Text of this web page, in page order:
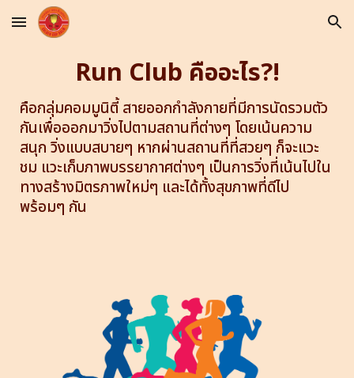
Skip to main content Skip to navigation
Run Club คืออะไร?!
คือกลุ่มคอมมูนิตี้ สายออกกำลังกายที่มีการนัดรวมตัว
กันเพื่อออกมาวิ่งไปตามสถานที่ต่างๆ โดยเน้นความ
สนุก วิ่งแบบสบายๆ หากผ่านสถานที่ที่สวยๆ ก็จะแวะ
ชม แวะเก็บภาพบรรยากาศต่างๆ เป็นการวิ่งที่เน้นไปใน
ทางสร้างมิตรภาพใหม่ๆ และได้ทั้งสุขภาพที่ดีไป
พร้อมๆ กัน